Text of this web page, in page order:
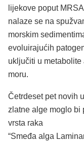
lijekove poput
nalaze se na
morskim
evoluirajućih
uključiti u
moru.
Četrdeset pet novih
zlatne alge moglo bi
vrsta raka
“Smeđa alga